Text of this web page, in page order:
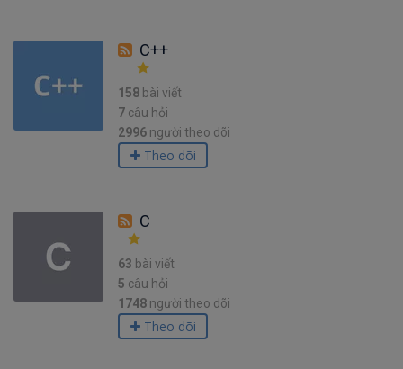
C++
158 bài viết
7 câu hỏi
2996 người theo dõi
Theo dõi
C
63 bài viết
5 câu hỏi
1748 người theo dõi
Theo dõi